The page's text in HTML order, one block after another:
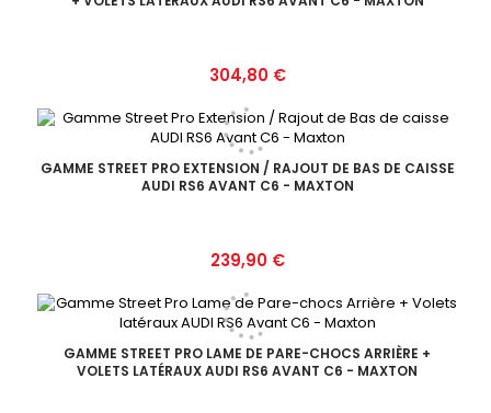
Prix
304,80 €
GAMME STREET PRO EXTENSION / RAJOUT DE BAS DE CAISSE
AUDI RS6 AVANT C6 - MAXTON
Prix
239,90 €
GAMME STREET PRO LAME DE PARE-CHOCS ARRIÈRE +
VOLETS LATÉRAUX AUDI RS6 AVANT C6 - MAXTON